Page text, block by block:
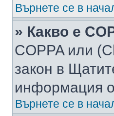
Върнете се в
» Какво е
COPPA или
закон в
информация
Върнете се в